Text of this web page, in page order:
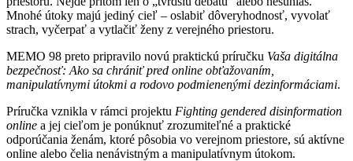
Mnohé útoky majú jediný cieľ – oslabiť dôveryhodnosť, vyvolať
strach, vyčerpať a vytlačiť ženy z verejného priestoru.
MEMO 98 preto pripravilo novú praktickú príručku Vaša digitálna
bezpečnosť: Ako sa chrániť pred online obťažovaním,
manipulatívnymi útokmi a rodovo podmienenými dezinformáciami.
Príručka vznikla v rámci projektu Fighting gendered disinformation
online a jej cieľom je ponúknuť zrozumiteľné a praktické
odporúčania ženám, ktoré pôsobia vo verejnom priestore, sú aktívne
online alebo čelia nenávistným a manipulatívnym útokom.